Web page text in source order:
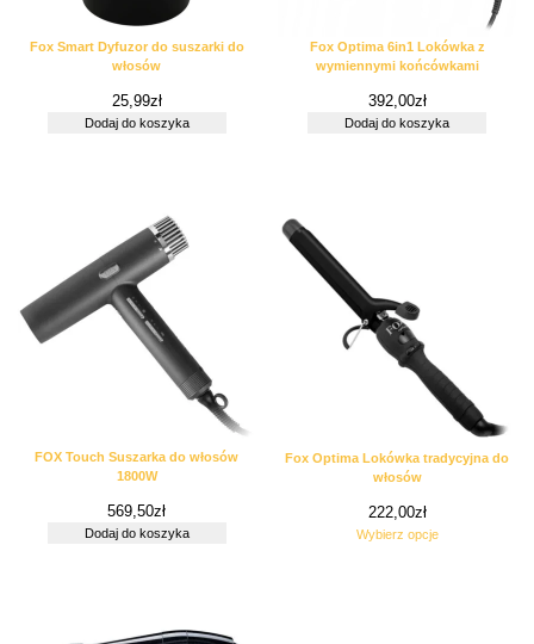
Fox Smart Dyfuzor do suszarki do
włosów
25,99zł
Dodaj do koszyka
Fox Optima 6in1 Lokówka z
wymiennymi końcówkami
392,00zł
Dodaj do koszyka
FOX Touch Suszarka do włosów
1800W
569,50zł
Dodaj do koszyka
Fox Optima Lokówka tradycyjna do
włosów
222,00zł
Wybierz opcje